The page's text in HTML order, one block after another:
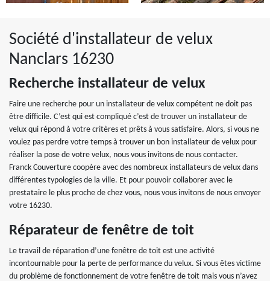
Société d'installateur de velux
Nanclars 16230
Recherche installateur de velux
Faire une recherche pour un installateur de velux compétent ne doit pas
être difficile. C’est qui est compliqué c’est de trouver un installateur de
velux qui répond à votre critères et prêts à vous satisfaire. Alors, si vous ne
voulez pas perdre votre temps à trouver un bon installateur de velux pour
réaliser la pose de votre velux, nous vous invitons de nous contacter.
Franck Couverture coopère avec des nombreux installateurs de velux dans
différentes typologies de la ville. Et pour pouvoir collaborer avec le
prestataire le plus proche de chez vous, nous vous invitons de nous envoyer
votre 16230.
Réparateur de fenêtre de toit
Le travail de réparation d’une fenêtre de toit est une activité
incontournable pour la perte de performance du velux. Si vous êtes victime
du problème de fonctionnement de votre fenêtre de toit mais vous n’avez